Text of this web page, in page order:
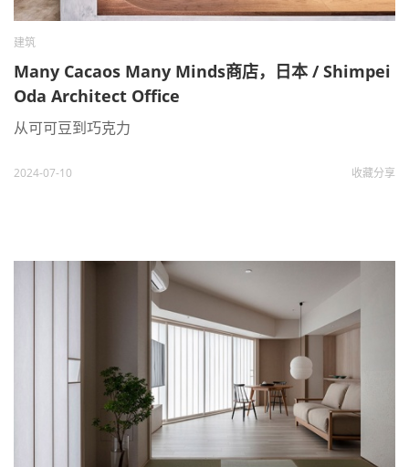
建筑
Many Cacaos Many Minds商店，日本 / Shimpei
Oda Architect Office
从可可豆到巧克力
2024-07-10 收藏分享